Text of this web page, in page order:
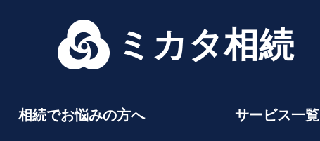
ミカタ相続
相続でお悩みの方へ サービス一覧